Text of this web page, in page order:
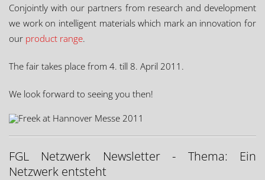
Conjointly with our partners from research and development
we work on intelligent materials which mark an innovation for
our product range.
The fair takes place from 4. till 8. April 2011.
We look forward to seeing you then!
FGL Netzwerk Newsletter - Thema: Ein
Netzwerk entsteht